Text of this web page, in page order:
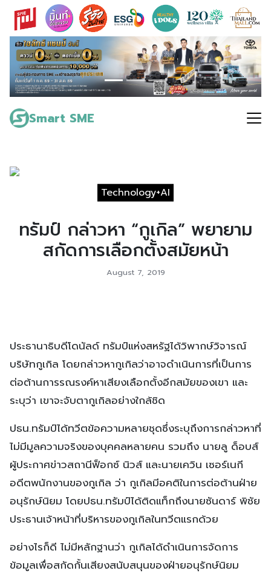
Skip
content
Smart SME
Search
for:
Technology+AI
ทรัมป์ กล่าวหา “กูเกิล” พยายาม
สกัดการเลือกตั้งสมัยหน้า
August 7, 2019
ประธานาธิบดีโดนัลด์ ทรัมป์แห่งสหรัฐได้วิพากษ์วิจารณ์
บริษัทกูเกิล โดยกล่าวหากูเกิลว่าอาจดำเนินการที่เป็นการ
ต่อต้านการรณรงค์หาเสียงเลือกตั้งอีกสมัยของเขา และ
ระบุว่า เขาจะจับตากูเกิลอย่างใกล้ชิด
ปธน.ทรัมป์ได้ทวีตข้อความหลายชุดซึ่งระบุถึงการกล่าวหาที่
ไม่มีมูลความจริงของบุคคลหลายคน รวมถึง นายลู ด็อบส์
ผู้ประกาศข่าวสถานีฟ็อกซ์ นิวส์ และนายเควิน เซอร์เนกี
อดีตพนักงานของกูเกิล ว่า กูเกิลมีอคติในการต่อต้านฝ่าย
อนุรักษ์นิยม โดยปธน.ทรัมป์ได้ติดแท็กถึงนายซันดาร์ พิชัย
ประธานเจ้าหน้าที่บริหารของกูเกิลในทวีตแรกด้วย
อย่างไรก็ดี ไม่มีหลักฐานว่า กูเกิลได้ดำเนินการจัดการ
ข้อมูลเพื่อสกัดกั้นเสียงสนับสนุนของฝ่ายอนุรักษ์นิยม